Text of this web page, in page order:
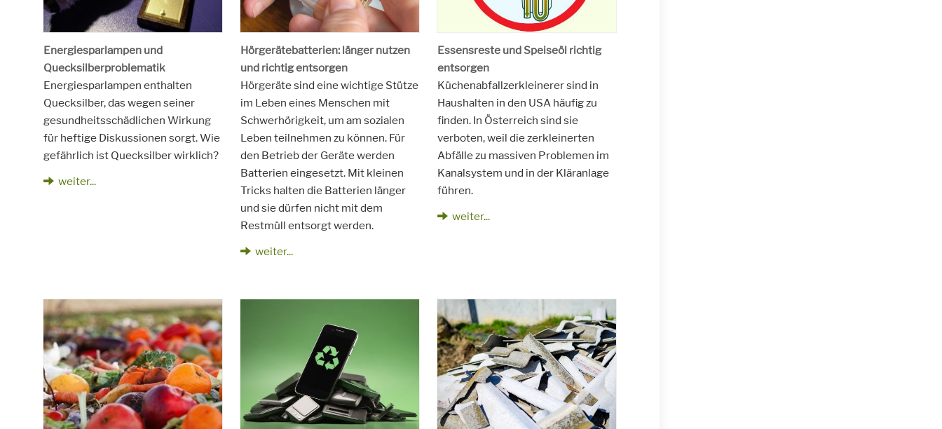
Energiesparlampen und
Quecksilberproblematik
Energiesparlampen enthalten
Quecksilber, das wegen seiner
gesundheitsschädlichen Wirkung
für heftige Diskussionen sorgt. Wie
gefährlich ist Quecksilber wirklich?
weiter...
Hörgerätebatterien: länger nutzen
und richtig entsorgen
Hörgeräte sind eine wichtige Stütze
im Leben eines Menschen mit
Schwerhörigkeit, um am sozialen
Leben teilnehmen zu können. Für
den Betrieb der Geräte werden
Batterien eingesetzt. Mit kleinen
Tricks halten die Batterien länger
und sie dürfen nicht mit dem
Restmüll entsorgt werden.
weiter...
Essensreste und Speiseöl richtig
entsorgen
Küchenabfallzerkleinerer sind in
Haushalten in den USA häufig zu
finden. In Österreich sind sie
verboten, weil die zerkleinerten
Abfälle zu massiven Problemen im
Kanalsystem und in der Kläranlage
führen.
weiter...